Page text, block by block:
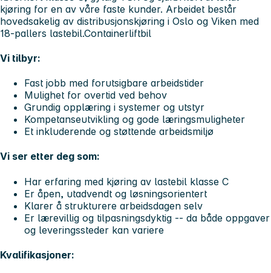
kjøring for en av våre faste kunder. Arbeidet består
hovedsakelig av distribusjonskjøring i Oslo og Viken med
18-pallers lastebil.Containerliftbil
Vi tilbyr:
Fast jobb med forutsigbare arbeidstider
Mulighet for overtid ved behov
Grundig opplæring i systemer og utstyr
Kompetanseutvikling og gode læringsmuligheter
Et inkluderende og støttende arbeidsmiljø
Vi ser etter deg som:
Har erfaring med kjøring av lastebil klasse C
Er åpen, utadvendt og løsningsorientert
Klarer å strukturere arbeidsdagen selv
Er lærevillig og tilpasningsdyktig -- da både oppgaver
og leveringssteder kan variere
Kvalifikasjoner: